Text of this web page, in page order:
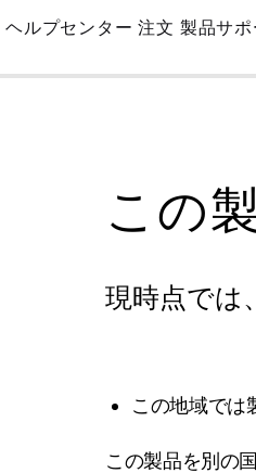
Skip
Main
ヘルプセンター 注文 製品サポ
この
現時点では
この地域では
この製品を別の